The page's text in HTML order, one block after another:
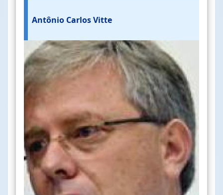
Antônio Carlos Vitte